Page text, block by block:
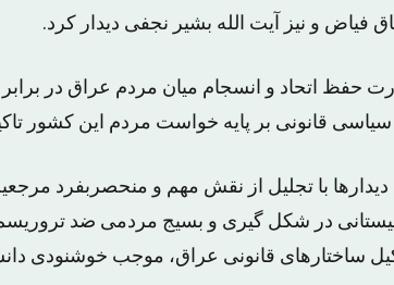
فیاض و نیز آیت الله بشیر نجفی دیدار کرد.
حفظ اتحاد و انسجام میان مردم عراق در
قانونی بر پایه خواست مردم این کشور
دیدار‌ها با تجلیل از نقش مهم و منحصربفرد
در شکل گیری و بسیج مردمی ضد
ساختارهای قانونی عراق، موجب خوشنودی